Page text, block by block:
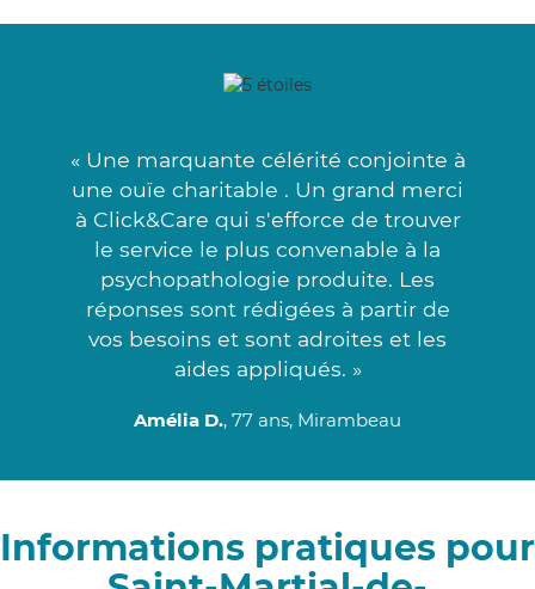
« Une marquante célérité conjointe à
une ouïe charitable . Un grand merci
à Click&Care qui s'efforce de trouver
le service le plus convenable à la
psychopathologie produite. Les
réponses sont rédigées à partir de
vos besoins et sont adroites et les
aides appliqués. »
Amélia D., 77 ans, Mirambeau
Informations pratiques pour